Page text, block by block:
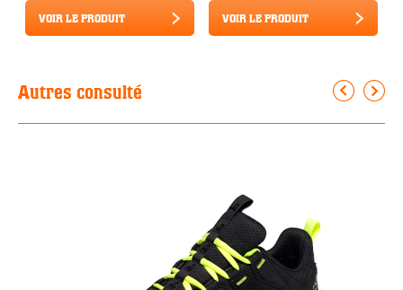
VOIR LE PRODUIT VOIR LE PRODUIT
Autres consulté